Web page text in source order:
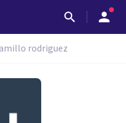
rodriguez